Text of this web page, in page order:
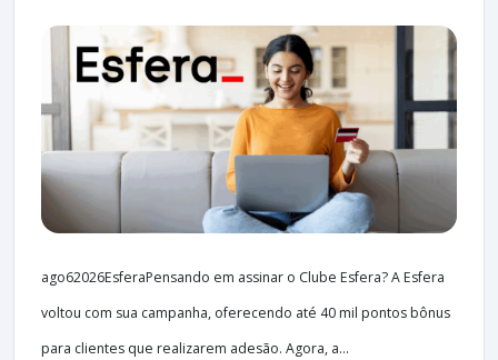
ago62026EsferaPensando em assinar o Clube Esfera? A Esfera
voltou com sua campanha, oferecendo até 40 mil pontos bônus
para clientes que realizarem adesão. Agora, a...